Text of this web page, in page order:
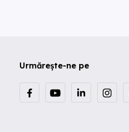
Urmărește-ne pe